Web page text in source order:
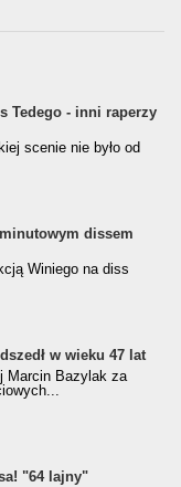
Tedego - inni raperzy
scenie nie było od
dissem
Winiego na diss
w wieku 47 lat
Marcin Bazylak za
"64 lajny"